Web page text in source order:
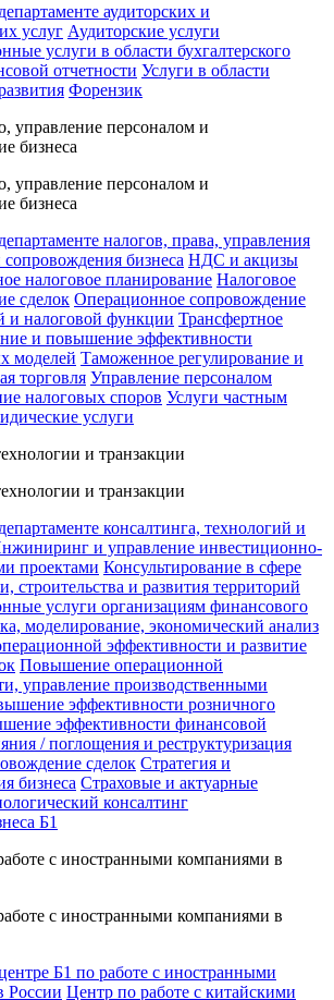
аудиторских и
услуг Аудиторские услуги
услуги в области бухгалтерского
отчетности Услуги в области
Форензик
управление персоналом и
бизнеса
управление персоналом и
бизнеса
налогов, права, управления
бизнеса НДС и акцизы
налоговое планирование Налоговое
сделок Операционное сопровождение
и налоговой функции Трансфертное
и повышение эффективности
моделей Таможенное регулирование и
торговля Управление персоналом
налоговых споров Услуги частным
услуги
и транзакции
и транзакции
консалтинга, технологий и
и управление инвестиционно-
проектами Консультирование в сфере
строительства и развития территорий
услуги организациям финансового
моделирование, экономический анализ
эффективности и развитие
Повышение операционной
управление производственными
эффективности розничного
эффективности финансовой
/ поглощения и реструктуризация
сделок Стратегия и
бизнеса Страховые и актуарные
консалтинг
Б1
с иностранными компаниями в
с иностранными компаниями в
Б1 по работе с иностранными
России Центр по работе с китайскими